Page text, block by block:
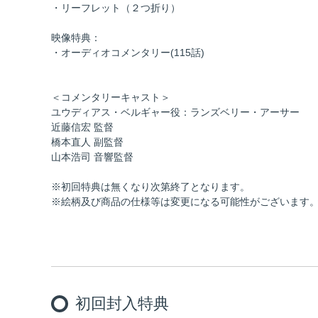
・リーフレット（２つ折り）
映像特典：
・オーディオコメンタリー(115話)
＜コメンタリーキャスト＞
ユウディアス・ベルギャー役：ランズベリー・アーサー
近藤信宏 監督
橋本直人 副監督
山本浩司 音響監督
※初回特典は無くなり次第終了となります。
※絵柄及び商品の仕様等は変更になる可能性がございます
初回封入特典